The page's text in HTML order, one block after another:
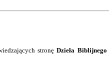
stronęDzieła Biblijnego